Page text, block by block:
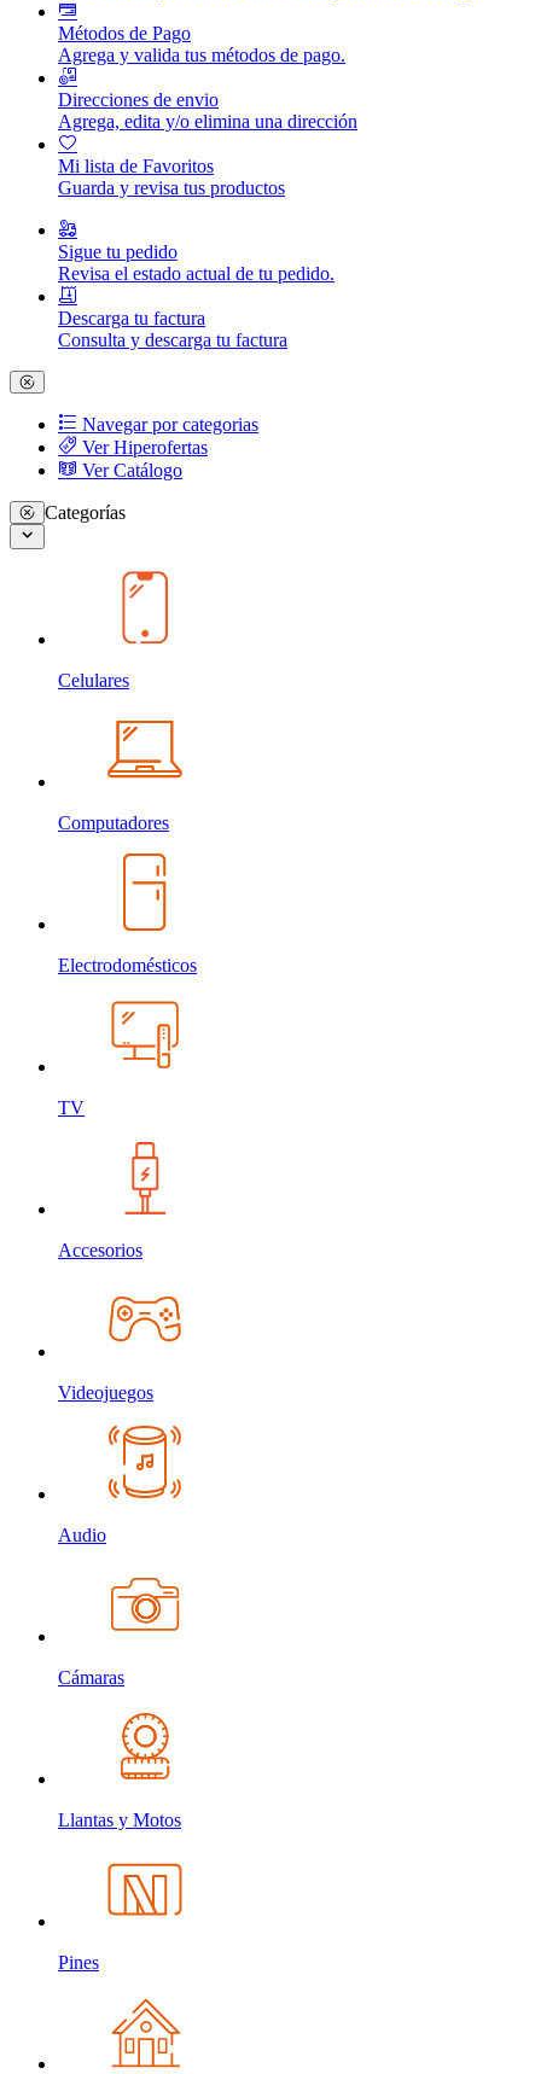
Métodos de Pago
Agrega y valida tus métodos de pago.
Direcciones de envio
Agrega, edita y/o elimina una dirección
Mi lista de Favoritos
Guarda y revisa tus productos
Sigue tu pedido
Revisa el estado actual de tu pedido.
Descarga tu factura
Consulta y descarga tu factura
Navegar por categorias
Ver Hiperofertas
Ver Catálogo
Categorías
Celulares
Computadores
Electrodomésticos
TV
Accesorios
Videojuegos
Audio
Cámaras
Llantas y Motos
Pines